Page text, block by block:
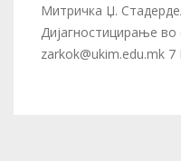
Митричка Џ.
Дијагностицирање
zarkok@ukim.edu.mk